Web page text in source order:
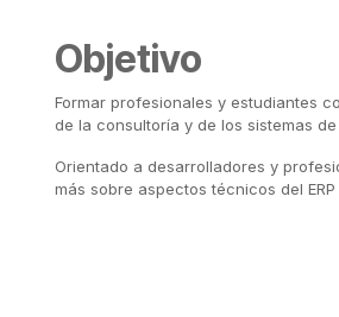
Objetivo
Formar profesionales y estudiantes
de la consultoría y de los sistemas
Orientado a desarrolladores y
más sobre aspectos técnicos del ERP